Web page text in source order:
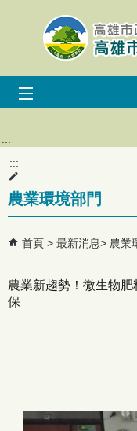
跳到主要內容區塊
:::
:::
農業環境部門
首頁 最新消息 農業
農業新趨勢！微生物
保